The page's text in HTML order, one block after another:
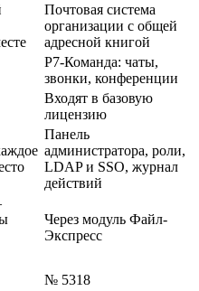
Почтовая система
организации с общей
адресной книгой
Р7-Команда: чаты,
звонки, конференции
Входят в базовую
лицензию
Панель
администратора, роли,
LDAP и SSO, журнал
действий
Через модуль Файл-
Экспресс
№ 5318